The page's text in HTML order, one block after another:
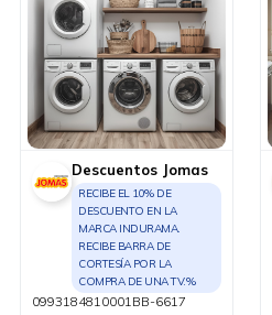
Descuentos Jomas
RECIBE EL 10% DE
DESCUENTO EN LA
MARCA INDURAMA.
RECIBE BARRA DE
CORTESÍA POR LA
COMPRA DE UNA TV.%
0993184810001BB-6617